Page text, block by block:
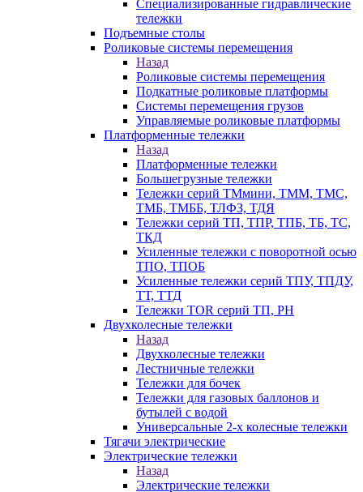
Специализированные гидравлические
тележки
Подъемные столы
Роликовые системы перемещения
Назад
Роликовые системы перемещения
Подкатные роликовые платформы
Системы перемещения грузов
Управляемые роликовые платформы
Платформенные тележки
Назад
Платформенные тележки
Большегрузные тележки
Тележки серий ТМмини, ТММ, ТМС,
ТМБ, ТМББ, ТЛФЗ, ТДЯ
Тележки серий ТП, ТПР, ТПБ, ТБ, ТС,
ТКД
Усиленные тележки с поворотной осью
ТПО, ТПОБ
Усиленные тележки серий ТПУ, ТПДУ,
ТТ, ТТД
Тележки TOR серий ТП, PH
Двухколесные тележки
Назад
Двухколесные тележки
Лестничные тележки
Тележки для бочек
Тележки для газовых баллонов и
бутылей с водой
Универсальные 2-х колесные тележки
Тягачи электрические
Электрические тележки
Назад
Электрические тележки